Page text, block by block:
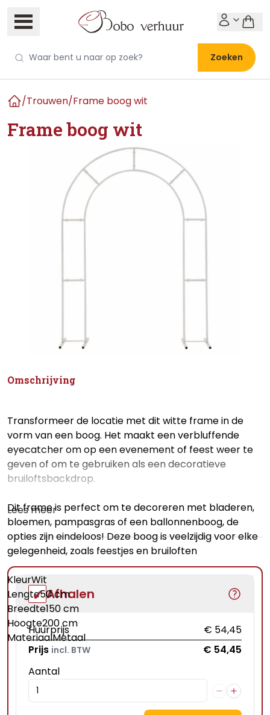
Zoeken
/Trouwen/Frame boog wit
Frame boog wit
Omschrijving
Transformeer de locatie met dit witte frame in de
vorm van een boog. Het maakt een verbluffende
eyecatcher om op een evenement of feest weer te
geven of om te gebruiken als een decoratieve
bruiloftsbackdrop.
Dit frame is perfect om te decoreren met bladeren,
bloemen, pampasgras of een ballonnenboog, de
opties zijn eindeloos! Deze boog is veelzijdig voor elke
gelegenheid, zoals feestjes en bruiloften
KleurWit
Lengte50 cm
Breedte150 cm
Hoogte200 cm
MateriaalMetaal
Lees meer
Afhalen
Huurprijs
€ 54,45
Prijs incl. BTW
€ 54,45
Aantal